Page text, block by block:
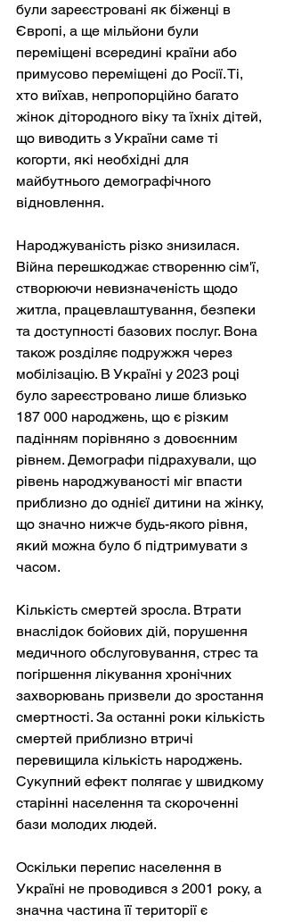
були зареєстровані як біженці в
Європі, а ще мільйони були
переміщені всередині країни або
примусово переміщені до Росії. Ті,
хто виїхав, непропорційно багато
жінок дітородного віку та їхніх дітей,
що виводить з України саме ті
когорти, які необхідні для
майбутнього демографічного
відновлення.
Народжуваність різко знизилася.
Війна перешкоджає створенню сім'ї,
створюючи невизначеність щодо
житла, працевлаштування, безпеки
та доступності базових послуг. Вона
також розділяє подружжя через
мобілізацію. В Україні у 2023 році
було зареєстровано лише близько
187 000 народжень, що є різким
падінням порівняно з довоєнним
рівнем. Демографи підрахували, що
рівень народжуваності міг впасти
приблизно до однієї дитини на жінку,
що значно нижче будь-якого рівня,
який можна було б підтримувати з
часом.
Кількість смертей зросла. Втрати
внаслідок бойових дій, порушення
медичного обслуговування, стрес та
погіршення лікування хронічних
захворювань призвели до зростання
смертності. За останні роки кількість
смертей приблизно втричі
перевищила кількість народжень.
Сукупний ефект полягає у швидкому
старінні населення та скороченні
бази молодих людей.
Оскільки перепис населення в
Україні не проводився з 2001 року, а
значна частина її території є